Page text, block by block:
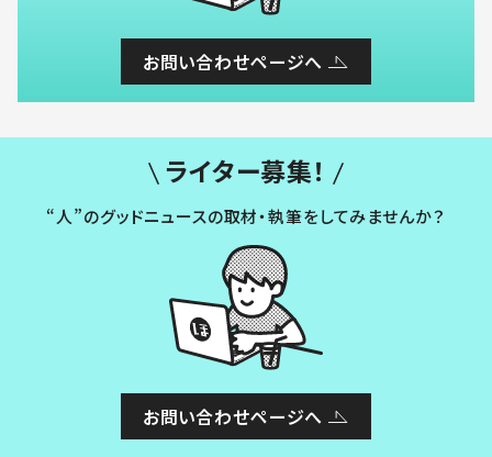
お問い合わせページへ
ライター募集！
“人”のグッドニュースの取材・執筆をしてみませんか？
お問い合わせページへ